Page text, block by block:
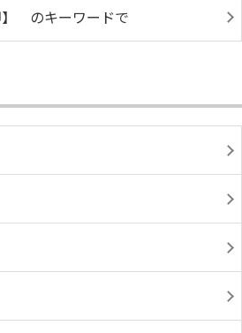
のキーワードで